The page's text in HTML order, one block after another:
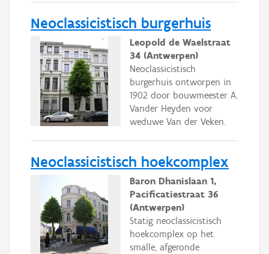
Neoclassicistisch burgerhuis
Leopold de Waelstraat
34 (Antwerpen)
Neoclassicistisch
burgerhuis ontworpen in
1902 door bouwmeester A.
Vander Heyden voor
weduwe Van der Veken.
Neoclassicistisch hoekcomplex
Baron Dhanislaan 1,
Pacificatiestraat 36
(Antwerpen)
Statig neoclassicistisch
hoekcomplex op het
smalle, afgeronde